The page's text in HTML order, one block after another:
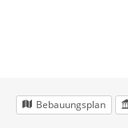
Bebauungsplan